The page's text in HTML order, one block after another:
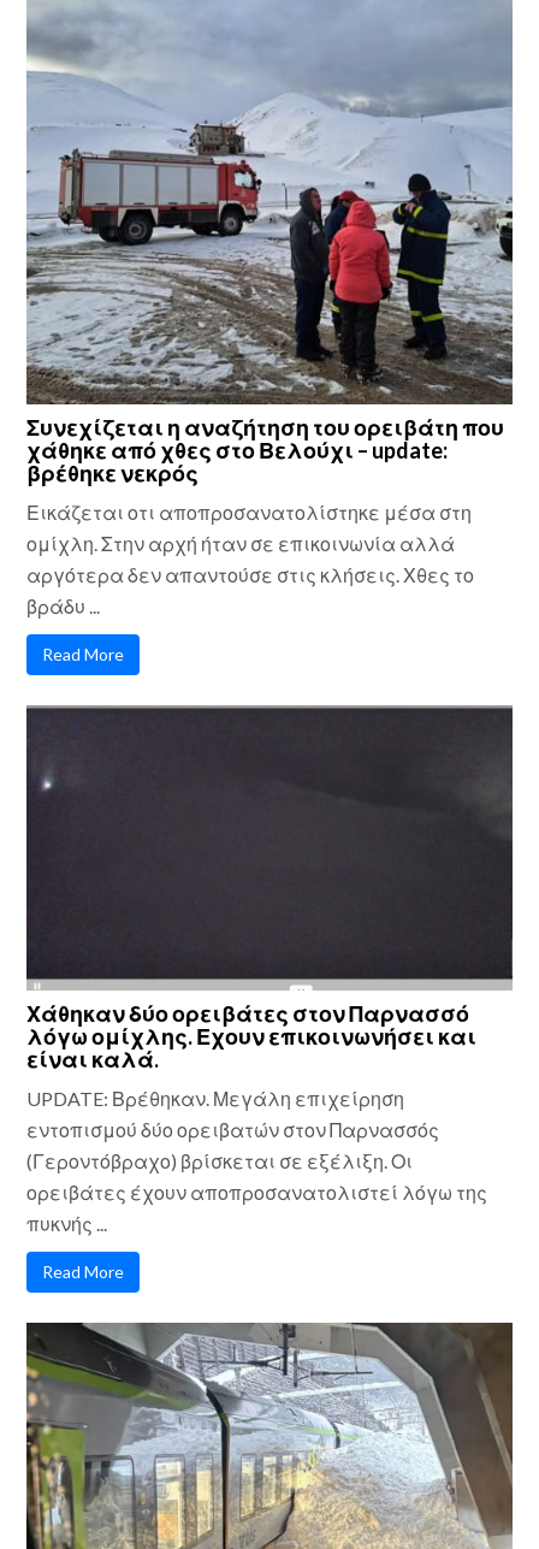
Συνεχίζεται η αναζήτηση του ορειβάτη που
χάθηκε από χθες στο Βελούχι – update:
βρέθηκε νεκρός
Εικάζεται οτι αποπροσανατολίστηκε μέσα στη
ομίχλη. Στην αρχή ήταν σε επικοινωνία αλλά
αργότερα δεν απαντούσε στις κλήσεις. Χθες το
βράδυ ...
Read More
Χάθηκαν δύο ορειβάτες στον Παρνασσό
λόγω ομίχλης. Εχουν επικοινωνήσει και
είναι καλά.
UPDATE: Βρέθηκαν. Μεγάλη επιχείρηση
εντοπισμού δύο ορειβατών στον Παρνασσός
(Γεροντόβραχο) βρίσκεται σε εξέλιξη. Οι
ορειβάτες έχουν αποπροσανατολιστεί λόγω της
πυκνής ...
Read More